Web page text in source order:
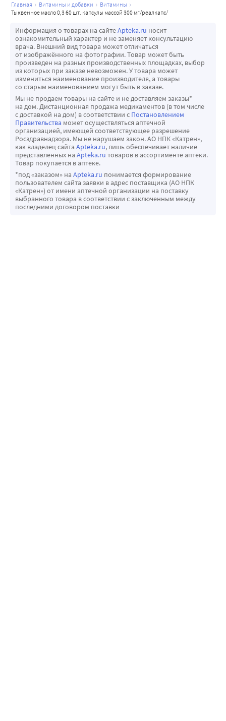
• Простатит
• Эрозия шейки матки
• Кольпит
• Нарушения менструального цикла
4. Сердечно-сосудистые заболевания:
• Гипертония
• Атеросклероз
• Ишемическая болезнь сердца
5. Заболевания дыхательной системы:
• Бронхит
• Пневмония
6. Заболевания полости рта:
• Гингивит
• Стоматит
• Пародонтит
7. Другие состояния:
главная витамины и добавки
витамины
тыквенное масло 0,3 60 шт. капсулы массой 300 мг/реалкапс/
Информация о товарах на сайтеApteka.ru носит
ознакомительный характер и не заменяет консультацию
врача. Внешний вид товара может отличаться
от изображённого на фотографии. Товар может быть
произведен на разных производственных площадках, выбор
из которых при заказе невозможен. У товара может
измениться наименование производителя, а товары
со старым наименованием могут быть в заказе.
Мы не продаем товары на сайте и не доставляем заказы*
на дом. Дистанционная продажа медикаментов (в том числе
с доставкой на дом) в соответствии с Постановлением
Правительства может осуществляться аптечной
организацией, имеющей соответствующее разрешение
Росздравнадзора. Мы не нарушаем закон. АО НПК «Катрен»,
как владелец сайта Apteka.ru, лишь обеспечивает наличие
представленных на Apteka.ru товаров в ассортименте аптеки.
Товар покупается в аптеке.
*под «заказом» на Apteka.ru понимается формирование
пользователем сайта заявки в адрес поставщика (АО НПК
«Катрен») от имени аптечной организации на поставку
выбранного товара в соответствии с заключенным между
последними договором поставки